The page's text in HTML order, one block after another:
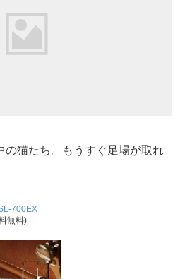
の猫たち。もうすぐ足場が取れ
700EX
無料)